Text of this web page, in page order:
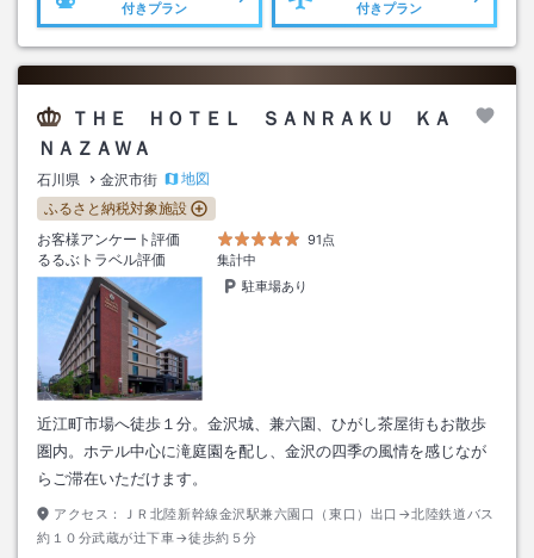
付きプラン 付きプラン
ＴＨＥ ＨＯＴＥＬ ＳＡＮＲＡＫＵ ＫＡ
ＮＡＺＡＷＡ
石川県 金沢市街
地図
ふるさと納税対象施設
お客様アンケート評価
91点
るるぶトラベル評価
集計中
駐車場あり
近江町市場へ徒歩１分。金沢城、兼六園、ひがし茶屋街もお散歩
圏内。ホテル中心に滝庭園を配し、金沢の四季の風情を感じなが
らご滞在いただけます。
アクセス：
ＪＲ北陸新幹線金沢駅兼六園口（東口）出口→北陸鉄道バス
約１０分武蔵が辻下車→徒歩約５分